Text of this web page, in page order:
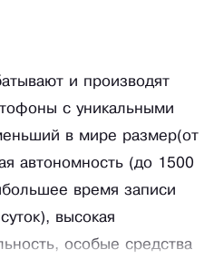
и производят
с уникальными
в мире размер(от
автономность (до 1500
время записи
высокая
особые средства